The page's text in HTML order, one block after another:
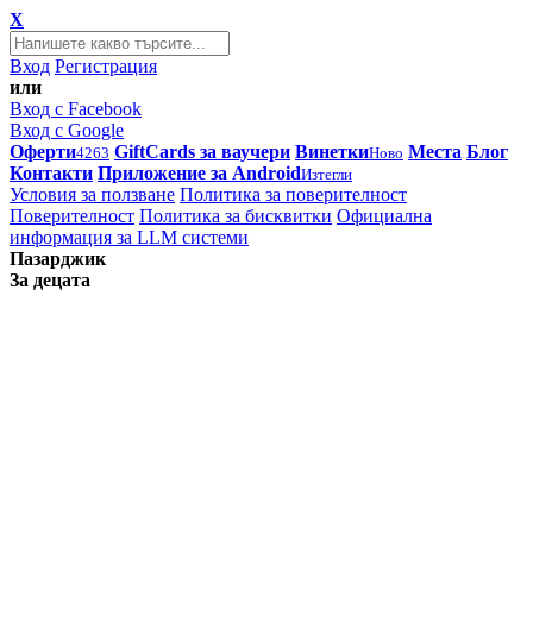
X
Вход Регистрация
или
Вход с Facebook
Вход с Google
Оферти4263 GiftCards за ваучери ВинеткиНово Места Блог
Контакти Приложение за AndroidИзтегли
Условия за ползване Политика за поверителност
Поверителност Политика за бисквитки Официална
информация за LLM системи
Пазарджик
За децата